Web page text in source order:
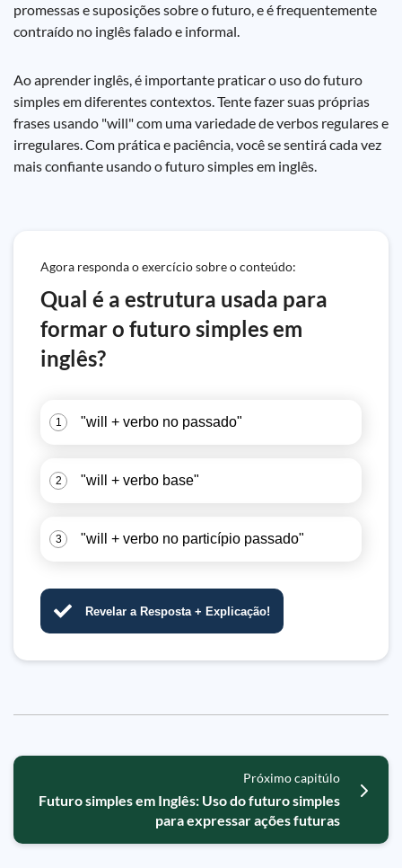
promessas e suposições sobre o futuro, e é frequentemente
contraído no inglês falado e informal.
Ao aprender inglês, é importante praticar o uso do futuro
simples em diferentes contextos. Tente fazer suas próprias
frases usando "will" com uma variedade de verbos regulares e
irregulares. Com prática e paciência, você se sentirá cada vez
mais confiante usando o futuro simples em inglês.
Agora responda o exercício sobre o conteúdo:
Qual é a estrutura usada para
formar o futuro simples em
inglês?
1 "will + verbo no passado"
2 "will + verbo base"
3 "will + verbo no particípio passado"
Revelar a Resposta + Explicação!
Próximo capitúlo
Futuro simples em Inglês: Uso do futuro simples
para expressar ações futuras